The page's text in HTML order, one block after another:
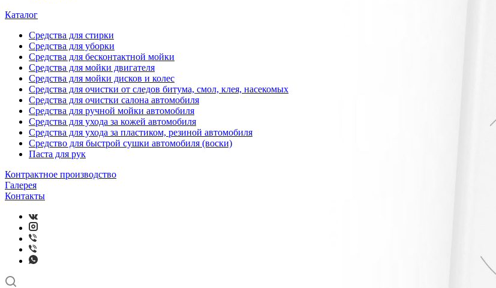
Каталог
Средства для стирки
Средства для уборки
Средства для бесконтактной мойки
Средства для мойки двигателя
Средства для мойки дисков и колес
Средства для очистки от следов битума, смол, клея, насекомых
Средства для очистки салона автомобиля
Средства для ручной мойки автомобиля
Средства для ухода за кожей автомобиля
Средства для ухода за пластиком, резиной автомобиля
Средство для быстрой сушки автомобиля (воски)
Паста для рук
Контрактное производство
Галерея
Контакты